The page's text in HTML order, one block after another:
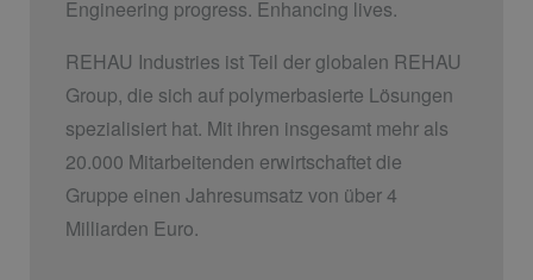
Engineering progress. Enhancing lives.
REHAU Industries ist Teil der globalen REHAU
Group, die sich auf polymerbasierte Lösungen
spezialisiert hat. Mit ihren insgesamt mehr als
20.000 Mitarbeitenden erwirtschaftet die
Gruppe einen Jahresumsatz von über 4
Milliarden Euro.